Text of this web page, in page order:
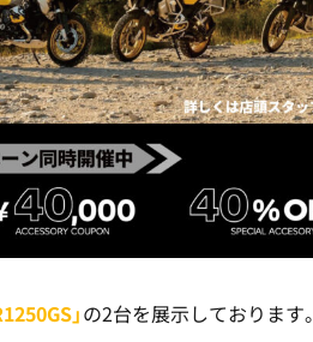
」の2台を展示しております。